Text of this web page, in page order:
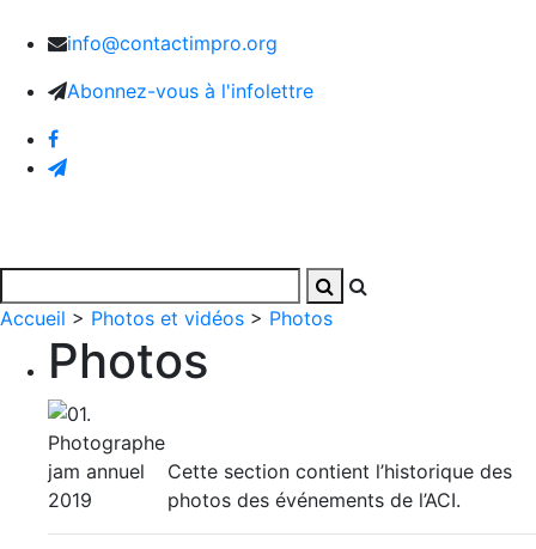
info@contactimpro.org
Abonnez-vous à l'infolettre
Accueil > Photos et vidéos > Photos
Photos
Cette section contient l’historique des
photos des événements de l’ACI.